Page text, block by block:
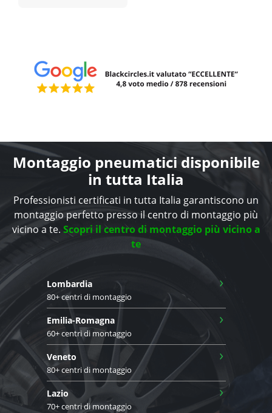
Montaggio pneumatici disponibile
in tutta Italia
Professionisti certificati in tutta Italia garantiscono un
montaggio perfetto presso il centro di montaggio più
vicino a te. Scopri il centro di montaggio più vicino a
te
Lombardia
80+ centri di montaggio
›
Emilia-Romagna
60+ centri di montaggio
›
Veneto
80+ centri di montaggio
›
Lazio
70+ centri di montaggio
›